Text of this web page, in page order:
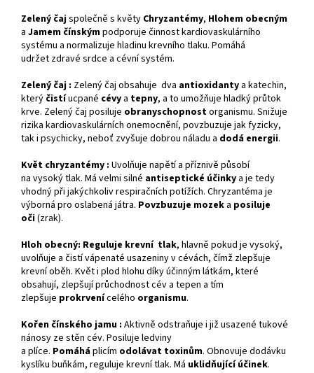
Zelený čajspolečně s květy Chryzantémy, Hlohem obecným
a Jamem čínskýmpodporuje činnost kardiovaskulárního
systému a normalizuje hladinu krevního tlaku. Pomáhá
udržet zdravé srdce a cévní systém.
Zelený čaj : Zelený čaj obsahuje dva antioxidanty a katechin,
který čistíucpané cévy a tepny, a to umožňuje hladký průtok
krve. Zelený čaj posiluje obranyschopnostorganismu. Snižuje
rizika kardiovaskulárních onemocnění, povzbuzuje jak fyzicky,
tak i psychicky, neboť zvyšuje dobrou náladu a dodá energii.
Květ chryzantémy : Uvolňuje napětí a příznivě působí
na vysoký tlak. Má velmi silné antiseptické účinky a je tedy
vhodný při jakýchkoliv respiračních potížích. Chryzantéma je
výborná pro oslabená játra. Povzbuzuje mozek a posiluje
oči(zrak).
Hloh obecný: Reguluje krevní tlak, hlavně pokud je vysoký,
uvolňuje a čistí vápenaté usazeniny v cévách, čímž zlepšuje
krevní oběh. Květ i plod hlohu díky účinným látkám, které
obsahují, zlepšují průchodnost cév a tepen a tím
zlepšuje prokrvenícelého organismu.
Kořen čínského jamu : Aktivně odstraňuje i již usazené tukové
nánosy ze stěn cév. Posiluje ledviny
a plíce. Pomáháplicím odolávat toxinům. Obnovuje dodávku
kyslíku buňkám, reguluje krevní tlak. Má uklidňující účinek.